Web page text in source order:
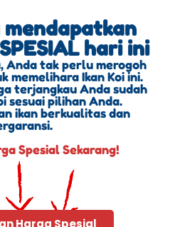
hari ini
Anda tak perlu merogoh
memelihara Ikan Koi ini.
terjangkau Anda sudah
sesuai pilihan Anda.
ikan berkualitas dan
Spesial Sekarang!
Harga Spesial